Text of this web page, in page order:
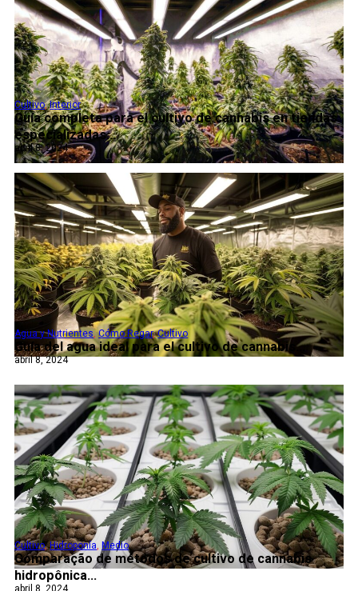
Guía completa para el cultivo de cannabis en tiendas
especializadas...
Cultivo,Interior
abril 8, 2024
Guía del agua ideal para el cultivo de cannabis...
Agua y Nutrientes,Cómo Regar,Cultivo
abril 8, 2024
Comparação de métodos de cultivo de cannabis
hidropônica...
Cultivo,Hidroponía, Medio